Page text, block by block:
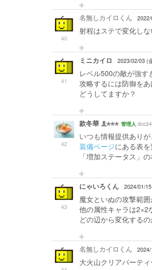
40
名無しカイロくん
射程はステで変化し
41
ミニカイロ 2023/02/03 (
レベル500の敵が強す
攻略するには防御をあ
どうしてますか？
42
款冬華 管理人
いつも情報提供ありが
装備ページにある表を
「増加ステータス」
43
にゃいろくん 2024/01/
魔女といぬの攻撃範
他の属性キャラは2×2
どの辺から変化する
名無しカイロくん
大火山クリアパーティ